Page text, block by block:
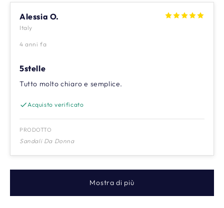
Alessia O.
Italy
4 anni fa
5stelle
Tutto molto chiaro e semplice.
Acquisto verificato
PRODOTTO
Sandali Da Donna
Mostra di più